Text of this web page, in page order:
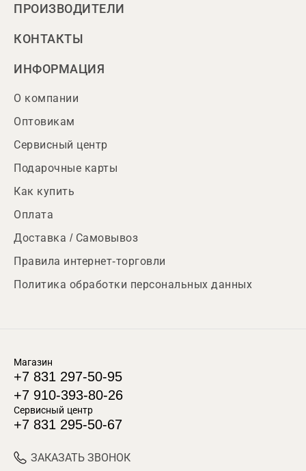
ПРОИЗВОДИТЕЛИ
КОНТАКТЫ
ИНФОРМАЦИЯ
О компании
Оптовикам
Сервисный центр
Подарочные карты
Как купить
Оплата
Доставка / Самовывоз
Правила интернет-торговли
Политика обработки персональных данных
Магазин
+7 831 297-50-95
+7 910-393-80-26
Сервисный центр
+7 831 295-50-67
ЗАКАЗАТЬ ЗВОНОК